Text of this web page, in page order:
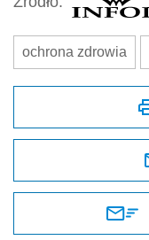
ochrona zdrowia